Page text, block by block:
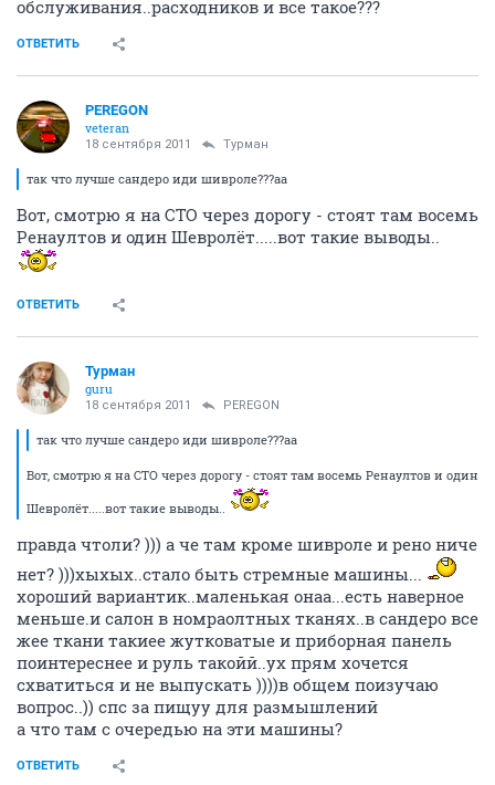
обслуживания..расходников и все такое???
ОТВЕТИТЬ
PEREGON
veteran
18 сентября 2011 Турман
так что лучше сандеро иди шивроле???аа
Вот, смотрю я на СТО через дорогу - стоят там восемь
Ренаултов и один Шевролёт.....вот такие выводы..
ОТВЕТИТЬ
Турман
guru
18 сентября 2011 PEREGON
так что лучше сандеро иди шивроле???аа
Вот, смотрю я на СТО через дорогу - стоят там восемь Ренаултов и один
Шевролёт.....вот такие выводы..
правда чтоли? ))) а че там кроме шивроле и рено ниче
нет? )))хыхых..стало быть стремные машины...
хороший вариантик..маленькая онаа...есть наверное
меньше.и салон в номраолтных тканях..в сандеро все
жее ткани такиее жутковатые и приборная панель
поинтереснее и руль такойй..ух прям хочется
схватиться и не выпускать ))))в общем поизучаю
вопрос..)) спс за пищуу для размышлений
а что там с очередью на эти машины?
ОТВЕТИТЬ